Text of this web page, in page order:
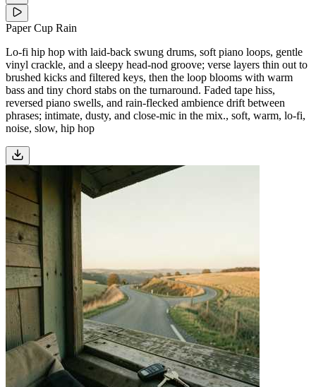
Paper Cup Rain
Lo-fi hip hop with laid-back swung drums, soft piano loops, gentle
vinyl crackle, and a sleepy head-nod groove; verse layers thin out to
brushed kicks and filtered keys, then the loop blooms with warm
bass and tiny chord stabs on the turnaround. Faded tape hiss,
reversed piano swells, and rain-flecked ambience drift between
phrases; intimate, dusty, and close-mic in the mix., soft, warm, lo-fi,
noise, slow, hip hop